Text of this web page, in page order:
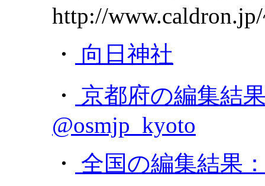
http://
・
向日神社
・
京都府の編集結
@osmjp_kyoto
・
全国の編集結果